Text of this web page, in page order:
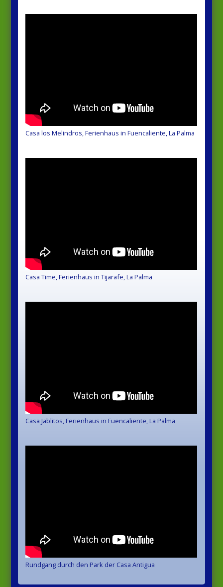
Casa los Melindros, Ferienhaus in Fuencaliente, La Palma
Casa Time, Ferienhaus in Tijarafe, La Palma
Casa Jablitos, Ferienhaus in Fuencaliente, La Palma
Rundgang durch den Park der Casa Antigua